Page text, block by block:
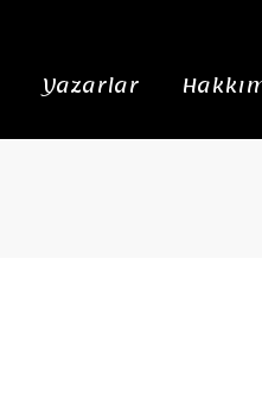
Yazarlar